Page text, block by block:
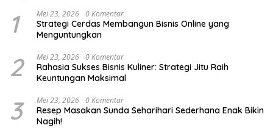
1 Mei 23, 2026 0 Komentar
Strategi Cerdas Membangun Bisnis Online yang
Menguntungkan
2 Mei 23, 2026 0 Komentar
Rahasia Sukses Bisnis Kuliner: Strategi Jitu Raih
Keuntungan Maksimal
3 Mei 23, 2026 0 Komentar
Resep Masakan Sunda Seharihari Sederhana Enak Bikin
Nagih!